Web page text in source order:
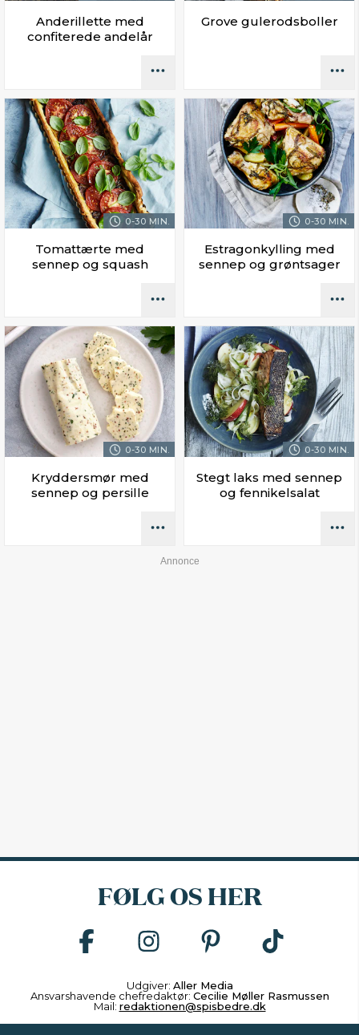
Anderillette med
confiterede andelår
Grove gulerodsboller
0-30 MIN.
Tomattærte med
sennep og squash
0-30 MIN.
Estragonkylling med
sennep og grøntsager
0-30 MIN.
Kryddersmør med
sennep og persille
0-30 MIN.
Stegt laks med sennep
og fennikelsalat
FØLG OS HER
Udgiver: Aller Media
Ansvarshavende chefredaktør: Cecilie Møller Rasmussen
Mail: redaktionen@spisbedre.dk